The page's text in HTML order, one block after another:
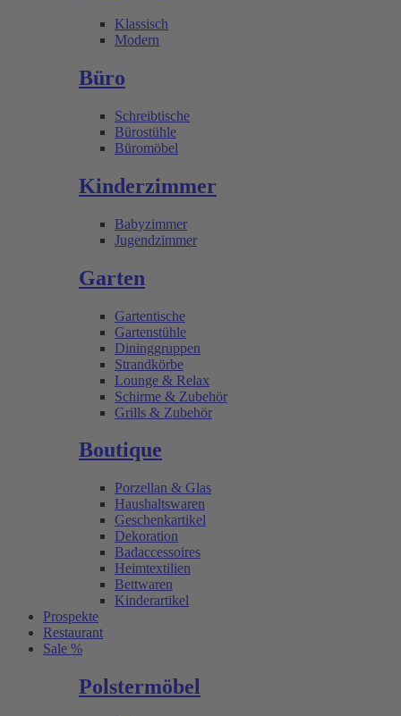
Klassisch
Modern
Büro
Schreibtische
Bürostühle
Büromöbel
Kinderzimmer
Babyzimmer
Jugendzimmer
Garten
Gartentische
Gartenstühle
Dininggruppen
Strandkörbe
Lounge & Relax
Schirme & Zubehör
Grills & Zubehör
Boutique
Porzellan & Glas
Haushaltswaren
Geschenkartikel
Dekoration
Badaccessoires
Heimtextilien
Bettwaren
Kinderartikel
Prospekte
Restaurant
Sale %
Polstermöbel